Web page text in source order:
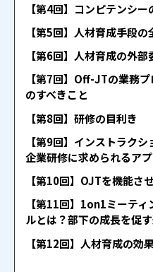
【第4回】コンピテンシ
【第5回】人材育成手段の
【第6回】人材育成の外
【第7回】Off-JTの業務
のすべきこと
【第8回】研修の目利き
【第9回】インストラク
企業研修に求められるア
【第10回】OJTを機能さ
【第11回】1on1ミーテ
ルとは？部下の成長を促
【第12回】人材育成の効